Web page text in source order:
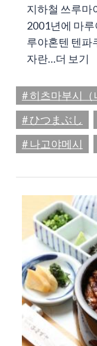
지하철 쓰루마
2001년에 마
루야혼텐 텐파
자란…더 보기
# 히츠마부시（
# ひつまぶし
# 나고야메시